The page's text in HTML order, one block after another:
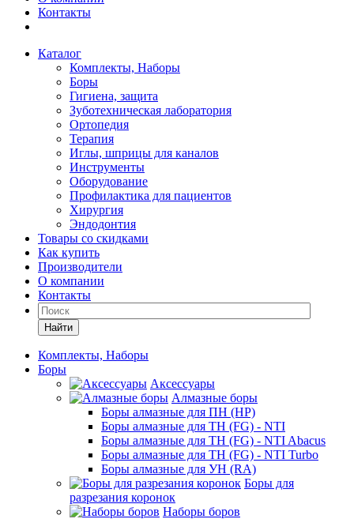
Контакты
Каталог
Комплекты, Наборы
Боры
Гигиена, защита
Зуботехническая лаборатория
Ортопедия
Терапия
Иглы, шприцы для каналов
Инструменты
Оборудование
Профилактика для пациентов
Хирургия
Эндодонтия
Товары со скидками
Как купить
Производители
О компании
Контакты
Найти
Комплекты, Наборы
Боры
Аксессуары
Алмазные боры
Боры алмазные для ПН (HP)
Боры алмазные для ТН (FG) - NTI
Боры алмазные для ТН (FG) - NTI Abacus
Боры алмазные для ТН (FG) - NTI Turbo
Боры алмазные для УН (RA)
Боры для
разрезания коронок
Наборы боров